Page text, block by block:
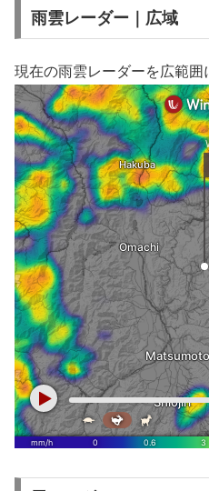
雨雲レーダー｜広域
現在の雨雲レーダーを広範囲